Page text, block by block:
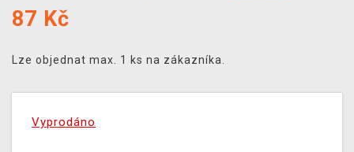
87 Kč
Lze objednat max. 1 ks na zákazníka.
Vyprodáno